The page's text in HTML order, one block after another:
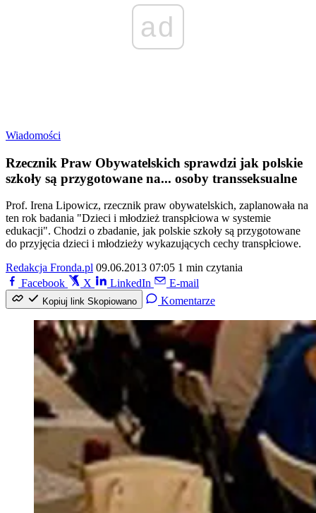
ad
Wiadomości
Rzecznik Praw Obywatelskich sprawdzi jak polskie
szkoły są przygotowane na... osoby transseksualne
Prof. Irena Lipowicz, rzecznik praw obywatelskich, zaplanowała na
ten rok badania "Dzieci i młodzież transpłciowa w systemie
edukacji". Chodzi o zbadanie, jak polskie szkoły są przygotowane
do przyjęcia dzieci i młodzieży wykazujących cechy transpłciowe.
Redakcja Fronda.pl 09.06.2013 07:05 1 min czytania
Facebook
X LinkedIn E-mail
Kopiuj link Skopiowano Komentarze